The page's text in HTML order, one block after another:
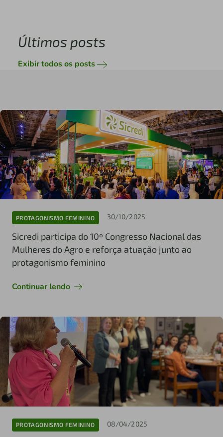
Últimos posts
Exibir todos os posts
PROTAGONISMO FEMININO 30/10/2025
Sicredi participa do 10º Congresso Nacional das
Mulheres do Agro e reforça atuação junto ao
protagonismo feminino
Continuar lendo
PROTAGONISMO FEMININO 08/04/2025